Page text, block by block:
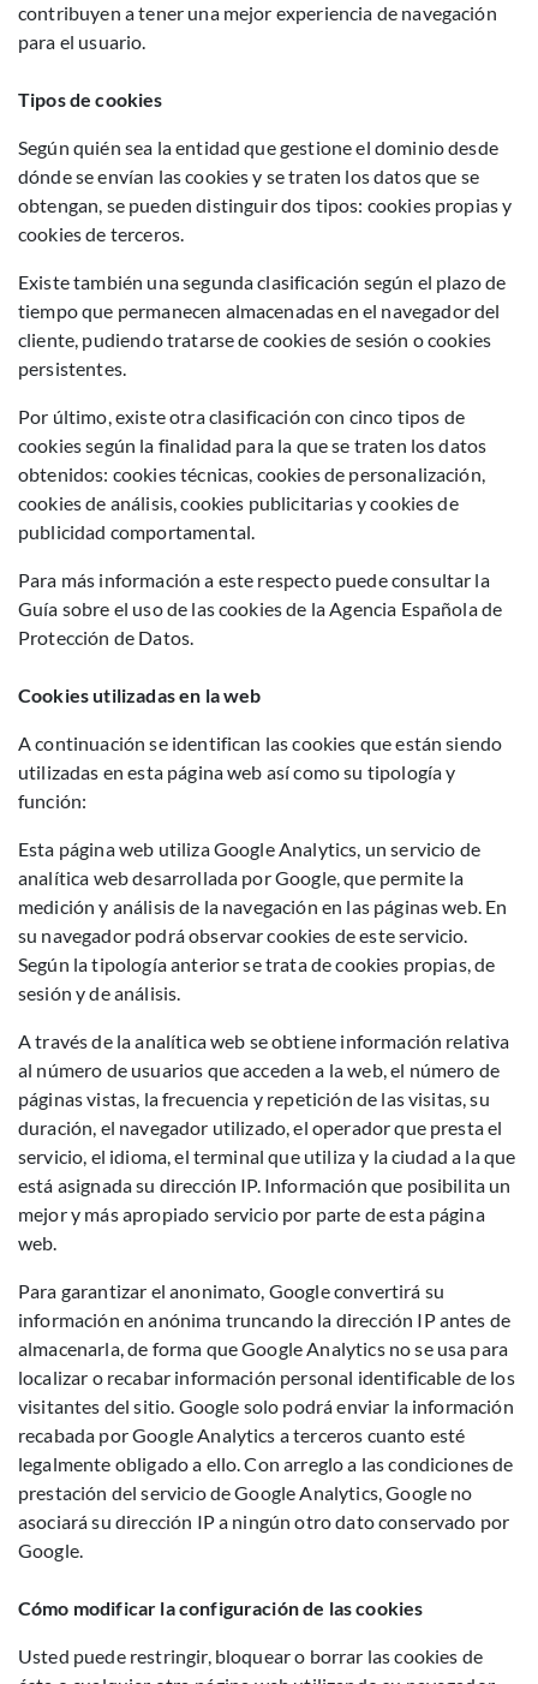
contribuyen a tener una mejor experiencia de navegación
para el usuario.
Tipos de cookies
Según quién sea la entidad que gestione el dominio desde
dónde se envían las cookies y se traten los datos que se
obtengan, se pueden distinguir dos tipos: cookies propias y
cookies de terceros.
Existe también una segunda clasificación según el plazo de
tiempo que permanecen almacenadas en el navegador del
cliente, pudiendo tratarse de cookies de sesión o cookies
persistentes.
Por último, existe otra clasificación con cinco tipos de
cookies según la finalidad para la que se traten los datos
obtenidos: cookies técnicas, cookies de personalización,
cookies de análisis, cookies publicitarias y cookies de
publicidad comportamental.
Para más información a este respecto puede consultar la
Guía sobre el uso de las cookies de la Agencia Española de
Protección de Datos.
Cookies utilizadas en la web
A continuación se identifican las cookies que están siendo
utilizadas en esta página web así como su tipología y
función:
Esta página web utiliza Google Analytics, un servicio de
analítica web desarrollada por Google, que permite la
medición y análisis de la navegación en las páginas web. En
su navegador podrá observar cookies de este servicio.
Según la tipología anterior se trata de cookies propias, de
sesión y de análisis.
A través de la analítica web se obtiene información relativa
al número de usuarios que acceden a la web, el número de
páginas vistas, la frecuencia y repetición de las visitas, su
duración, el navegador utilizado, el operador que presta el
servicio, el idioma, el terminal que utiliza y la ciudad a la que
está asignada su dirección IP. Información que posibilita un
mejor y más apropiado servicio por parte de esta página
web.
Para garantizar el anonimato, Google convertirá su
información en anónima truncando la dirección IP antes de
almacenarla, de forma que Google Analytics no se usa para
localizar o recabar información personal identificable de los
visitantes del sitio. Google solo podrá enviar la información
recabada por Google Analytics a terceros cuanto esté
legalmente obligado a ello. Con arreglo a las condiciones de
prestación del servicio de Google Analytics, Google no
asociará su dirección IP a ningún otro dato conservado por
Google.
Cómo modificar la configuración de las cookies
Usted puede restringir, bloquear o borrar las cookies de